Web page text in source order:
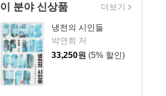
이 분야 신상품
냉전의 시인들
박연희 저
33,250원 (5% 할인)
더보기